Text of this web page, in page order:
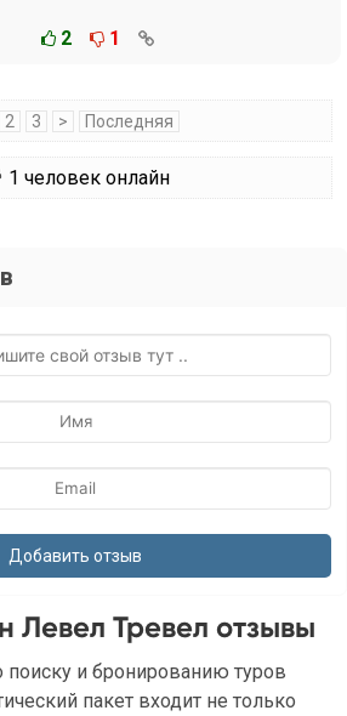
2 1
2 3 > Последняя
1 человек онлайн
Левел Тревел отзывы
поиску и бронированию туров
пакет входит не только